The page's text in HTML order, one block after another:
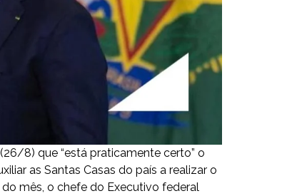
8) que “está praticamente certo” o
as Santas Casas do país a realizar o
mês, o chefe do Executivo federal